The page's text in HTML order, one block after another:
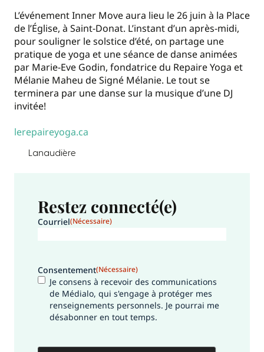
L’événement Inner Move aura lieu le 26 juin à la Place
de l’Église, à Saint-Donat. L’instant d’un après-midi,
pour souligner le solstice d’été, on partage une
pratique de yoga et une séance de danse animées
par Marie-Eve Godin, fondatrice du Repaire Yoga et
Mélanie Maheu de Signé Mélanie. Le tout se
terminera par une danse sur la musique d’une DJ
invitée!
lerepaireyoga.ca
Lanaudière
Restez connecté(e)
Courriel(Nécessaire)
Consentement(Nécessaire)
Je consens à recevoir des communications
de Médialo, qui s'engage à protéger mes
renseignements personnels. Je pourrai me
désabonner en tout temps.